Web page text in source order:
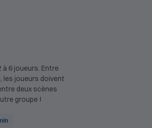
6 joueurs. Entre
les joueurs doivent
deux scènes
groupe !